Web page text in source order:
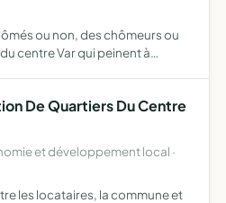
ou non, des chômeurs ou
centre Var qui peinent à
De Quartiers Du Centre
et développement local ·
les locataires, la commune et